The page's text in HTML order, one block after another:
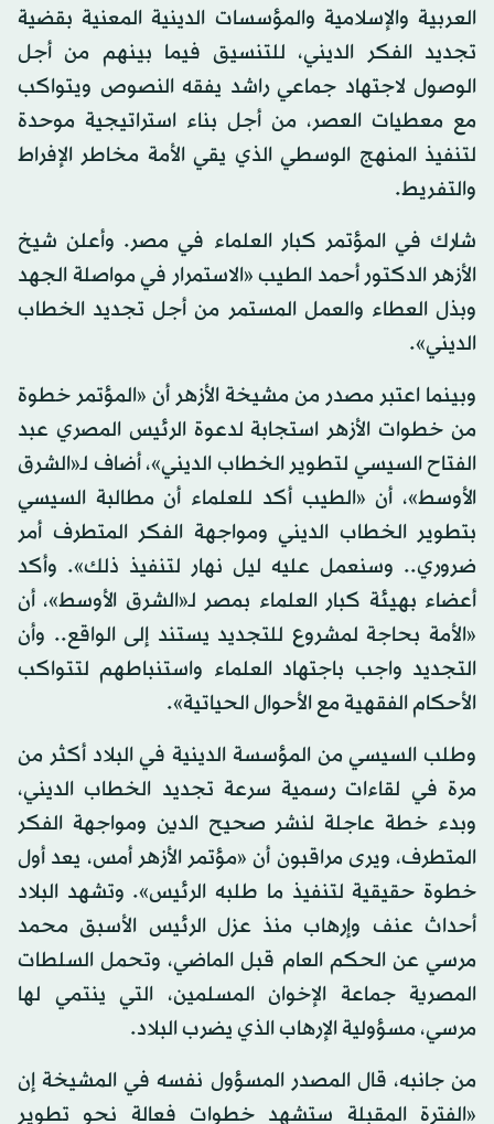
العربية والإسلامية والمؤسسات الدينية المعنية بقضية
تجديد الفكر الديني، للتنسيق فيما بينهم من أجل
الوصول لاجتهاد جماعي راشد يفقه النصوص ويتواكب
مع معطيات العصر، من أجل بناء استراتيجية موحدة
لتنفيذ المنهج الوسطي الذي يقي الأمة مخاطر الإفراط
والتفريط.
شارك في المؤتمر كبار العلماء في مصر. وأعلن شيخ
الأزهر الدكتور أحمد الطيب «الاستمرار في مواصلة الجهد
وبذل العطاء والعمل المستمر من أجل تجديد الخطاب
الديني».
وبينما اعتبر مصدر من مشيخة الأزهر أن «المؤتمر خطوة
من خطوات الأزهر استجابة لدعوة الرئيس المصري عبد
الفتاح السيسي لتطوير الخطاب الديني»، أضاف لـ«الشرق
الأوسط»، أن «الطيب أكد للعلماء أن مطالبة السيسي
بتطوير الخطاب الديني ومواجهة الفكر المتطرف أمر
ضروري.. وسنعمل عليه ليل نهار لتنفيذ ذلك». وأكد
أعضاء بهيئة كبار العلماء بمصر لـ«الشرق الأوسط»، أن
«الأمة بحاجة لمشروع للتجديد يستند إلى الواقع.. وأن
التجديد واجب باجتهاد العلماء واستنباطهم لتتواكب
الأحكام الفقهية مع الأحوال الحياتية».
وطلب السيسي من المؤسسة الدينية في البلاد أكثر من
مرة في لقاءات رسمية سرعة تجديد الخطاب الديني،
وبدء خطة عاجلة لنشر صحيح الدين ومواجهة الفكر
المتطرف، ويرى مراقبون أن «مؤتمر الأزهر أمس، يعد أول
خطوة حقيقية لتنفيذ ما طلبه الرئيس». وتشهد البلاد
أحداث عنف وإرهاب منذ عزل الرئيس الأسبق محمد
مرسي عن الحكم العام قبل الماضي، وتحمل السلطات
المصرية جماعة الإخوان المسلمين، التي ينتمي لها
مرسي، مسؤولية الإرهاب الذي يضرب البلاد.
من جانبه، قال المصدر المسؤول نفسه في المشيخة إن
«الفترة المقبلة ستشهد خطوات فعالة نحو تطوير